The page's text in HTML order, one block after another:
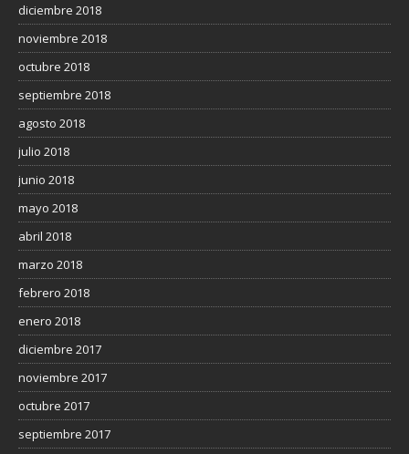
diciembre 2018
noviembre 2018
octubre 2018
septiembre 2018
agosto 2018
julio 2018
junio 2018
mayo 2018
abril 2018
marzo 2018
febrero 2018
enero 2018
diciembre 2017
noviembre 2017
octubre 2017
septiembre 2017